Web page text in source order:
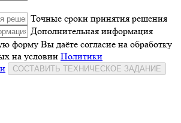
Точные сроки принятия решения
Дополнительная информация
форму Вы даёте согласие на обработку
на условии Политики
СОСТАВИТЬ ТЕХНИЧЕСКОЕ ЗАДАНИЕ